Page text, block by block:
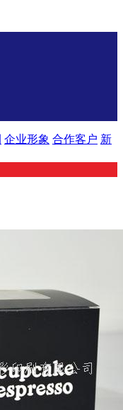
企业形象 合作客户 新